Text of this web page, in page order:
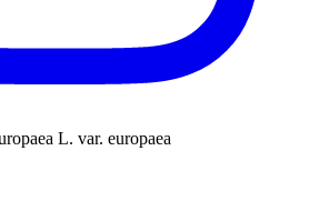
L. var. europaea